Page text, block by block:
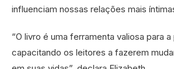
influenciam nossas relações mais
“O livro é uma ferramenta valiosa para
capacitando os leitores a fazerem